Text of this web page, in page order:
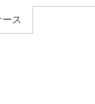
ース